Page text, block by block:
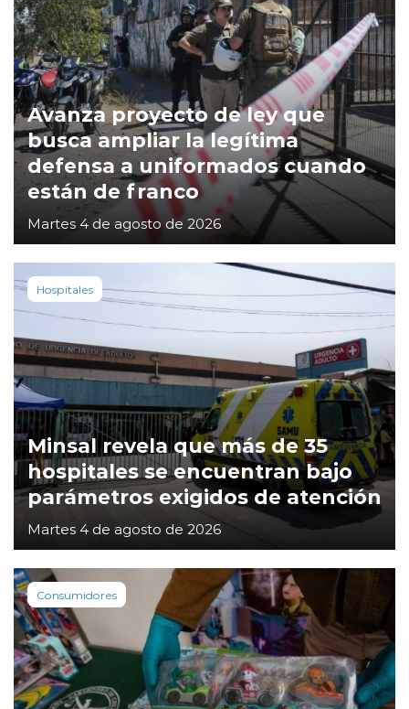
Avanza proyecto de ley que
busca ampliar la legítima
defensa a uniformados cuando
están de franco
Martes 4 de agosto de 2026
Hospitales
Minsal revela que más de 35
hospitales se encuentran bajo
parámetros exigidos de atención
Martes 4 de agosto de 2026
Consumidores